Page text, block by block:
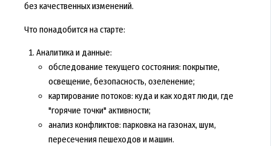
без качественных изменений.
Что понадобится на старте:
Аналитика и данные:
обследование текущего состояния: покрытие,
освещение, безопасность, озеленение;
картирование потоков: куда и как ходят люди, где
"горячие точки" активности;
анализ конфликтов: парковка на газонах, шум,
пересечения пешеходов и машин.